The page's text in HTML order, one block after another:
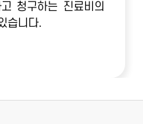
청구하는 진료비의
습니다.